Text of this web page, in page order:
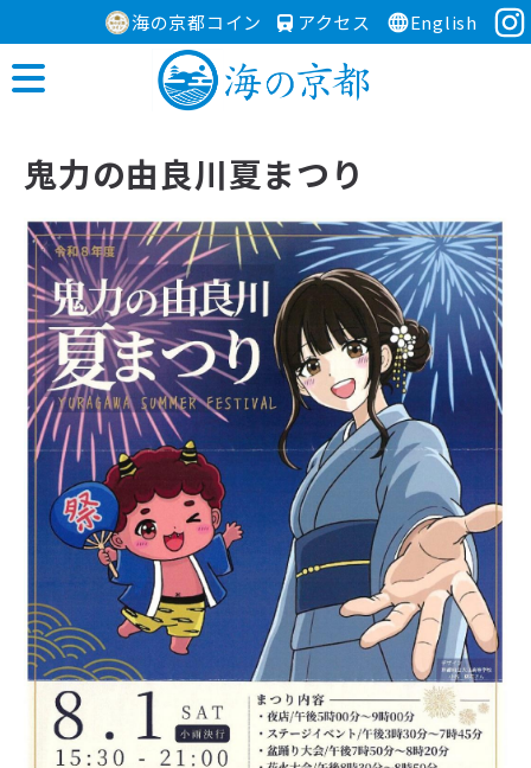
海の京都コイン アクセス English
鬼力の由良川夏まつり